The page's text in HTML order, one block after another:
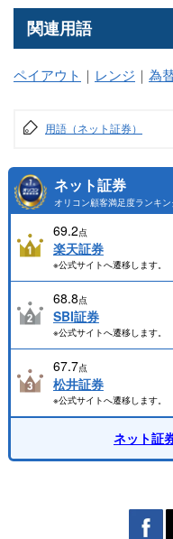
関連用語
ペイアウト ｜ レンジ ｜ 為
用語（ネット証券）
ネット証券
オリコン顧客満足度ランキ
69.2点
楽天証券
※公式サイトへ遷移します。
68.8点
SBI証券
※公式サイトへ遷移します。
67.7点
松井証券
※公式サイトへ遷移します。
ネット証